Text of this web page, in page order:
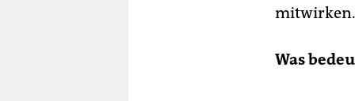
mitwirken.
Was